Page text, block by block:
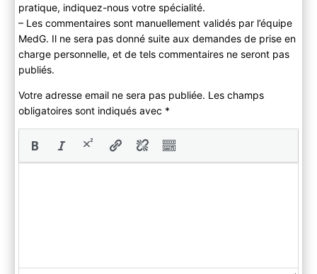
pratique, indiquez-nous votre spécialité.
– Les commentaires sont manuellement validés par l’équipe
MedG. Il ne sera pas donné suite aux demandes de prise en
charge personnelle, et de tels commentaires ne seront pas
publiés.
Votre adresse email ne sera pas publiée. Les champs
obligatoires sont indiqués avec *